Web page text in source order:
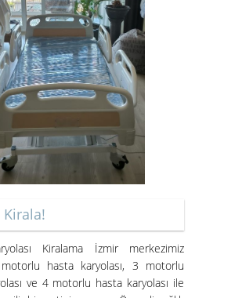
Karyolası Bostanlı
Karyolası
Muğla
Kiralama
Kiralama İzmir merkezimiz
hasta karyolası, 3 motorlu
ve 4 motorlu hasta karyolası ile